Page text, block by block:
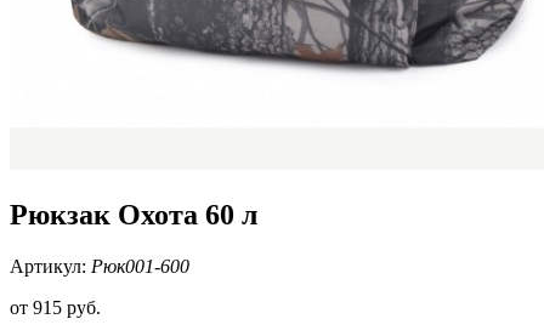
Рюкзак Охота 60 л
Артикул: Рюк001-600
от 915 руб.